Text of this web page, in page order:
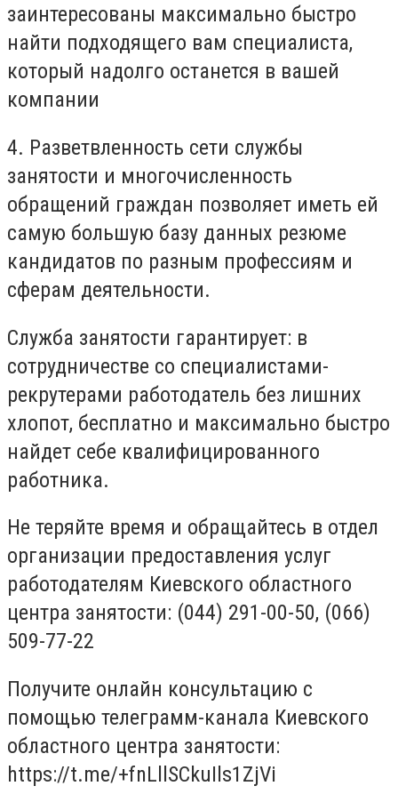
заинтересованы максимально быстро
найти подходящего вам специалиста,
который надолго останется в вашей
компании
4. Разветвленность сети службы
занятости и многочисленность
обращений граждан позволяет иметь ей
самую большую базу данных резюме
кандидатов по разным профессиям и
сферам деятельности.
Служба занятости гарантирует: в
сотрудничестве со специалистами-
рекрутерами работодатель без лишних
хлопот, бесплатно и максимально быстро
найдет себе квалифицированного
работника.
Не теряйте время и обращайтесь в отдел
организации предоставления услуг
работодателям Киевского областного
центра занятости: (044) 291-00-50, (066)
509-77-22
Получите онлайн консультацию с
помощью телеграмм-канала Киевского
областного центра занятости:
https://t.me/+fnLllSCkuIls1ZjVi